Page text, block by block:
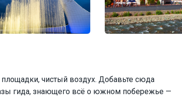
чистый воздух. Добавьте сюда
гида, знающего всё о южном побережье —